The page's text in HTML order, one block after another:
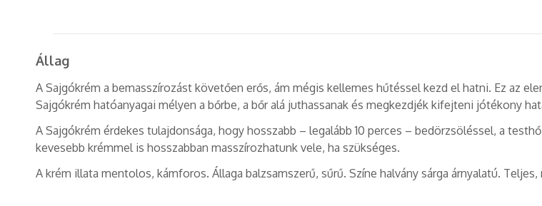
Állag
A Sajgókrém a bemasszírozást követően erős, ám mégis kellemes hűtéssel kezd el hatni. Ez az
Sajgókrém hatóanyagai mélyen a bőrbe, a bőr alá juthassanak és megkezdjék kifejteni jótékony
A Sajgókrém érdekes tulajdonsága, hogy hosszabb – legalább 10 perces – bedörzsöléssel, a
kevesebb krémmel is hosszabban masszírozhatunk vele, ha szükséges.
A krém illata mentolos, kámforos. Állaga balzsamszerű, sűrű. Színe halvány sárga árnyalatú.